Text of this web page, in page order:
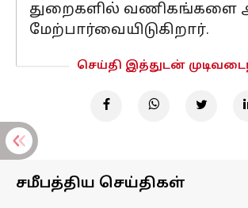
துறைகளில் வணிகங்களை
மேற்பார்வையிடுகிறார்.
செய்தி இத்துடன்
சமீபத்திய செய்திகள்